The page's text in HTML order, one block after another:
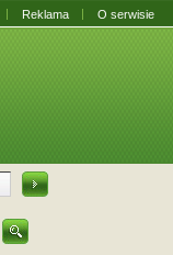
Reklama O serwisie